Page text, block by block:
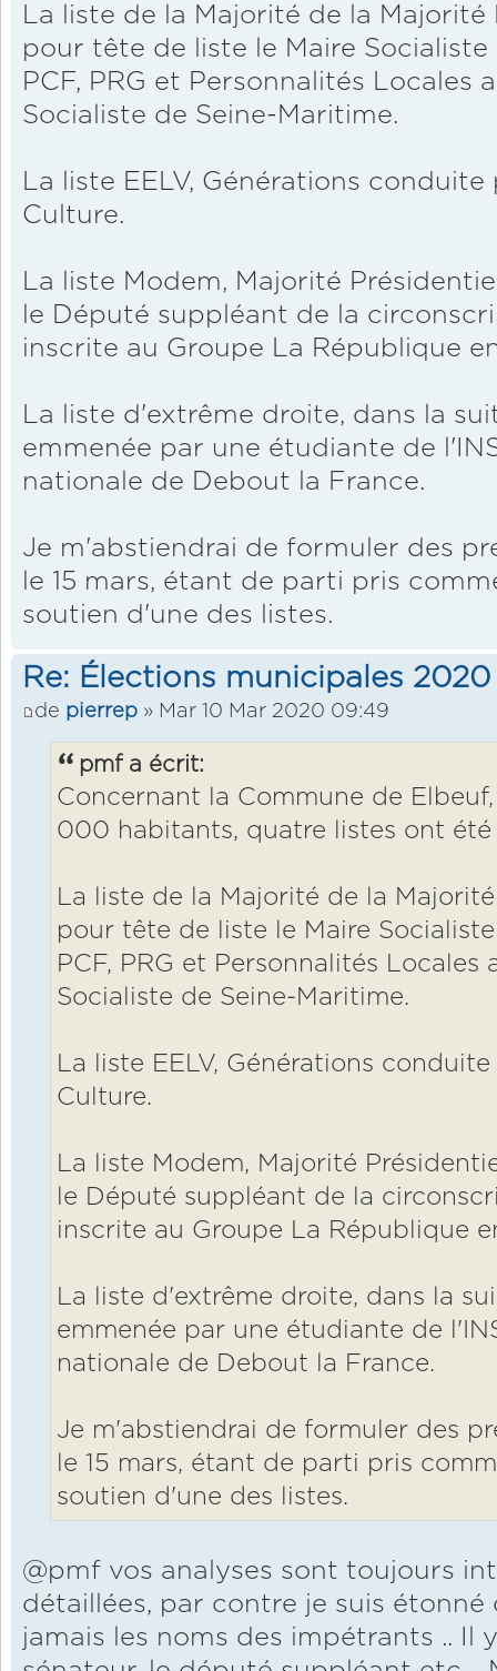
La liste de la Majorité de la
pour tête de liste le Maire Socialiste
PCF, PRG et Personnalités Locales
Socialiste de Seine-Maritime.
La liste EELV, Générations
Culture.
La liste Modem, Majorité
le Député suppléant de la
inscrite au Groupe La République
La liste d'extrême droite, dans la
emmenée par une étudiante de
nationale de Debout la France.
Je m'abstiendrai de formuler des
le 15 mars, étant de parti pris
soutien d'une des listes.
Re: Élections municipales
de pierrep » Mar 10 Mar 2020 09:49
pmf a écrit:
Concernant la Commune de
000 habitants, quatre listes ont été
La liste de la Majorité de la
pour tête de liste le Maire
PCF, PRG et Personnalités Locales
Socialiste de Seine-Maritime.
La liste EELV, Générations
Culture.
La liste Modem, Majorité
le Député suppléant de la
inscrite au Groupe La République
La liste d'extrême droite, dans la
emmenée par une étudiante de
nationale de Debout la France.
Je m'abstiendrai de formuler des
le 15 mars, étant de parti pris
soutien d'une des listes.
@pmf vos analyses sont toujours
détaillées, par contre je suis
jamais les noms des impétrants .. Il